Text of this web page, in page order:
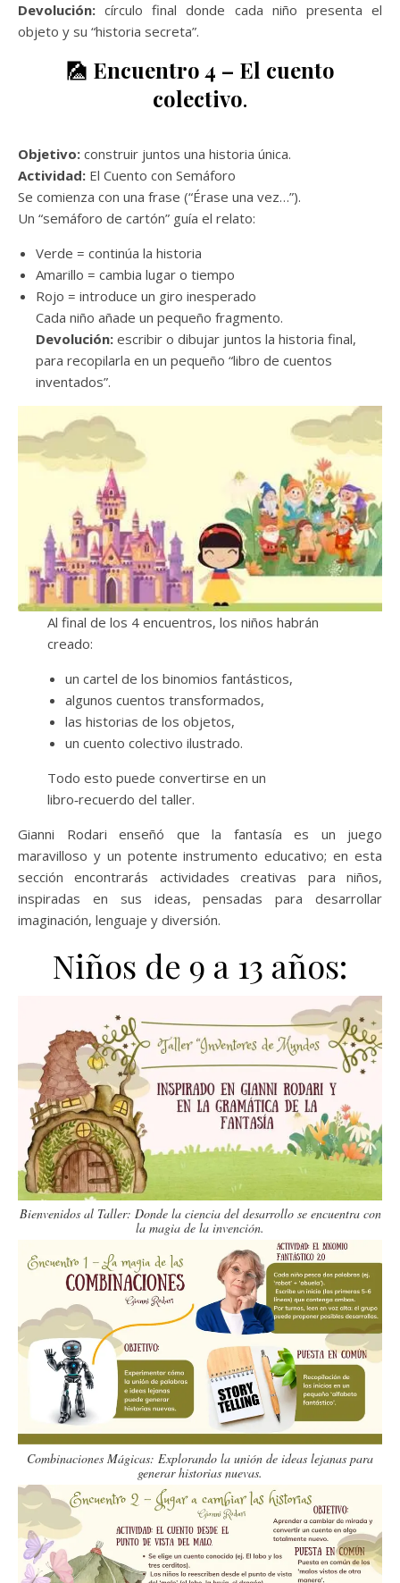
Devolución: círculo final donde cada niño presenta el
objeto y su “historia secreta”.
🎑 Encuentro 4 – El cuento
colectivo.
Objetivo: construir juntos una historia única.
Actividad: El Cuento con Semáforo
Se comienza con una frase (“Érase una vez…”).
Un “semáforo de cartón” guía el relato:
Verde = continúa la historia
Amarillo = cambia lugar o tiempo
Rojo = introduce un giro inesperado
Cada niño añade un pequeño fragmento.
Devolución: escribir o dibujar juntos la historia final,
para recopilarla en un pequeño “libro de cuentos
inventados”.
Al final de los 4 encuentros, los niños habrán
creado:
un cartel de los binomios fantásticos,
algunos cuentos transformados,
las historias de los objetos,
un cuento colectivo ilustrado.
Todo esto puede convertirse en un
libro‑recuerdo del taller.
Gianni Rodari enseñó que la fantasía es un juego
maravilloso y un potente instrumento educativo; en esta
sección encontrarás actividades creativas para niños,
inspiradas en sus ideas, pensadas para desarrollar
imaginación, lenguaje y diversión.
Niños de 9 a 13 años:
Bienvenidos al Taller: Donde la ciencia del desarrollo se encuentra con
la magia de la invención.
Combinaciones Mágicas: Explorando la unión de ideas lejanas para
generar historias nuevas.